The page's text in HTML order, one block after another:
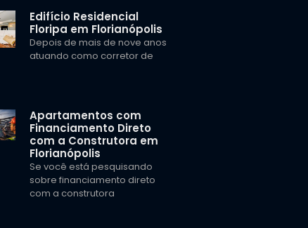
Edifício Residencial
Floripa em Florianópolis
Depois de mais de nove anos
atuando como corretor de
Apartamentos com
Financiamento Direto
com a Construtora em
Florianópolis
Se você está pesquisando
sobre financiamento direto
com a construtora